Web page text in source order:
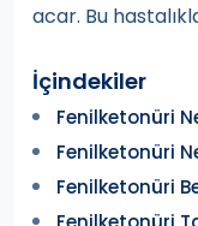
acar. Bu
İçindekiler
Fenilketonüri
Fenilketonüri
Fenilketonüri